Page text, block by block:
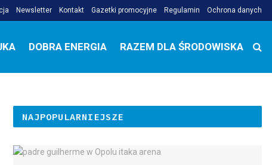
Newsletter Kontakt Gazetki promocyjne Regulamin Ochrona danych
DOBRA ENERGIA RAZEM DLA ŚRODOWISKA
NAJPOPULARNIEJSZE